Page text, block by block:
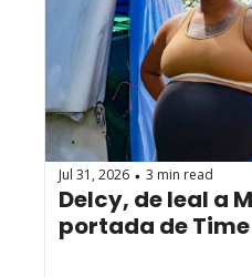
Jul 31, 2026 • 3 min read
Delcy, de leal a
portada de